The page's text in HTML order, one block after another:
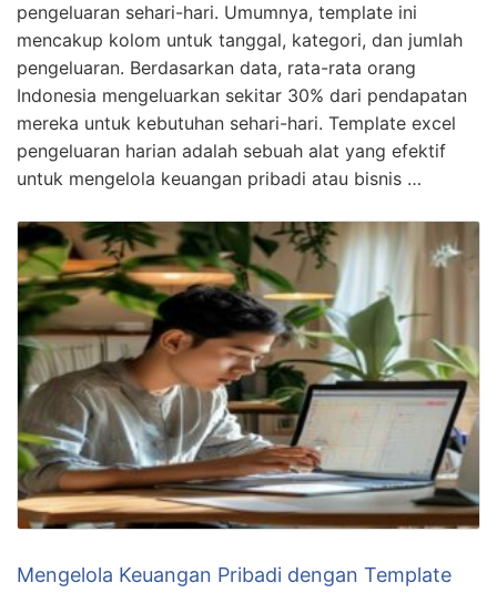
pengeluaran sehari-hari. Umumnya, template ini
mencakup kolom untuk tanggal, kategori, dan jumlah
pengeluaran. Berdasarkan data, rata-rata orang
Indonesia mengeluarkan sekitar 30% dari pendapatan
mereka untuk kebutuhan sehari-hari. Template excel
pengeluaran harian adalah sebuah alat yang efektif
untuk mengelola keuangan pribadi atau bisnis …
Mengelola Keuangan Pribadi dengan Template